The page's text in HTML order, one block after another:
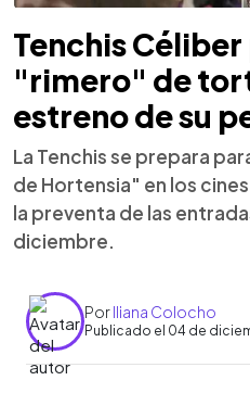
Tenchis
"rimero" de
estreno de su
La Tenchis se prepara
de Hortensia" en los
la preventa de las
diciembre.
PorIliana Colocho
Publicado el 04 de